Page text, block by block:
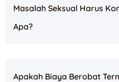
Masalah Seksual Harus
Apa?
Apakah Biaya Berobat